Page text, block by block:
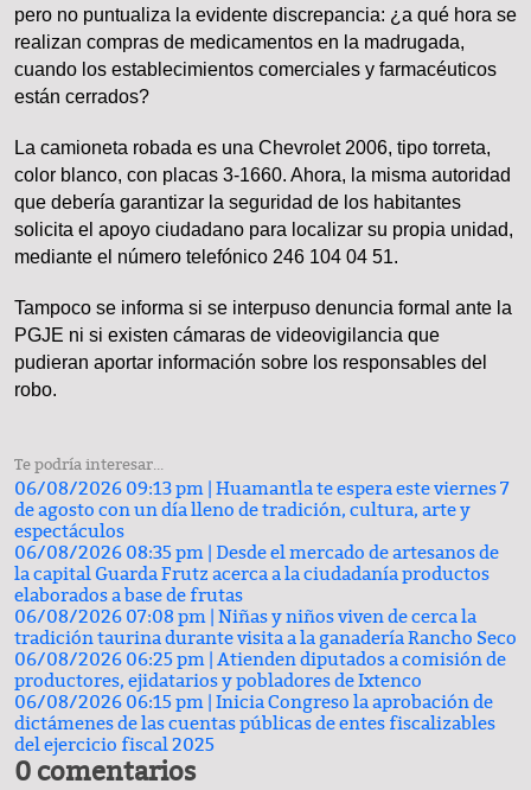
pero no puntualiza la evidente discrepancia: ¿a qué hora se
realizan compras de medicamentos en la madrugada,
cuando los establecimientos comerciales y farmacéuticos
están cerrados?
La camioneta robada es una Chevrolet 2006, tipo torreta,
color blanco, con placas 3-1660. Ahora, la misma autoridad
que debería garantizar la seguridad de los habitantes
solicita el apoyo ciudadano para localizar su propia unidad,
mediante el número telefónico 246 104 04 51.
Tampoco se informa si se interpuso denuncia formal ante la
PGJE ni si existen cámaras de videovigilancia que
pudieran aportar información sobre los responsables del
robo.
Te podría interesar...
06/08/2026 09:13 pm | Huamantla te espera este viernes 7
de agosto con un día lleno de tradición, cultura, arte y
espectáculos
06/08/2026 08:35 pm | Desde el mercado de artesanos de
la capital Guarda Frutz acerca a la ciudadanía productos
elaborados a base de frutas
06/08/2026 07:08 pm | Niñas y niños viven de cerca la
tradición taurina durante visita a la ganadería Rancho Seco
06/08/2026 06:25 pm | Atienden diputados a comisión de
productores, ejidatarios y pobladores de Ixtenco
06/08/2026 06:15 pm | Inicia Congreso la aprobación de
dictámenes de las cuentas públicas de entes fiscalizables
del ejercicio fiscal 2025
0 comentarios